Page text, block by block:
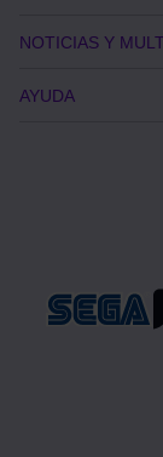
NOTICIAS Y
AYUDA